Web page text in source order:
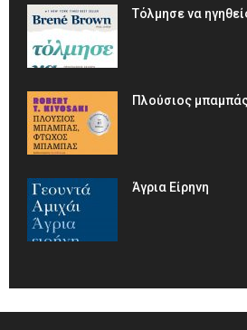
Τόλμησε να
Πλούσιος
Άγρια Είρηνη